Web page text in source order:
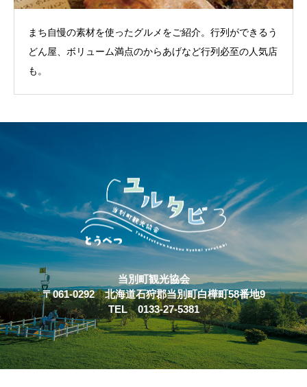
まち自慢の素材を使ったグルメをご紹介。行列ができるう
どん屋、ボリューム満点のからあげなど行列必至の人気店
も。
当別町観光協会
〒061-0292 北海道石狩郡当別町白樺町58番地9
TEL 0133-27-5381